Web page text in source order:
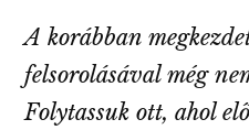
A korábban
felsorolásával még
Folytassuk ott, ahol